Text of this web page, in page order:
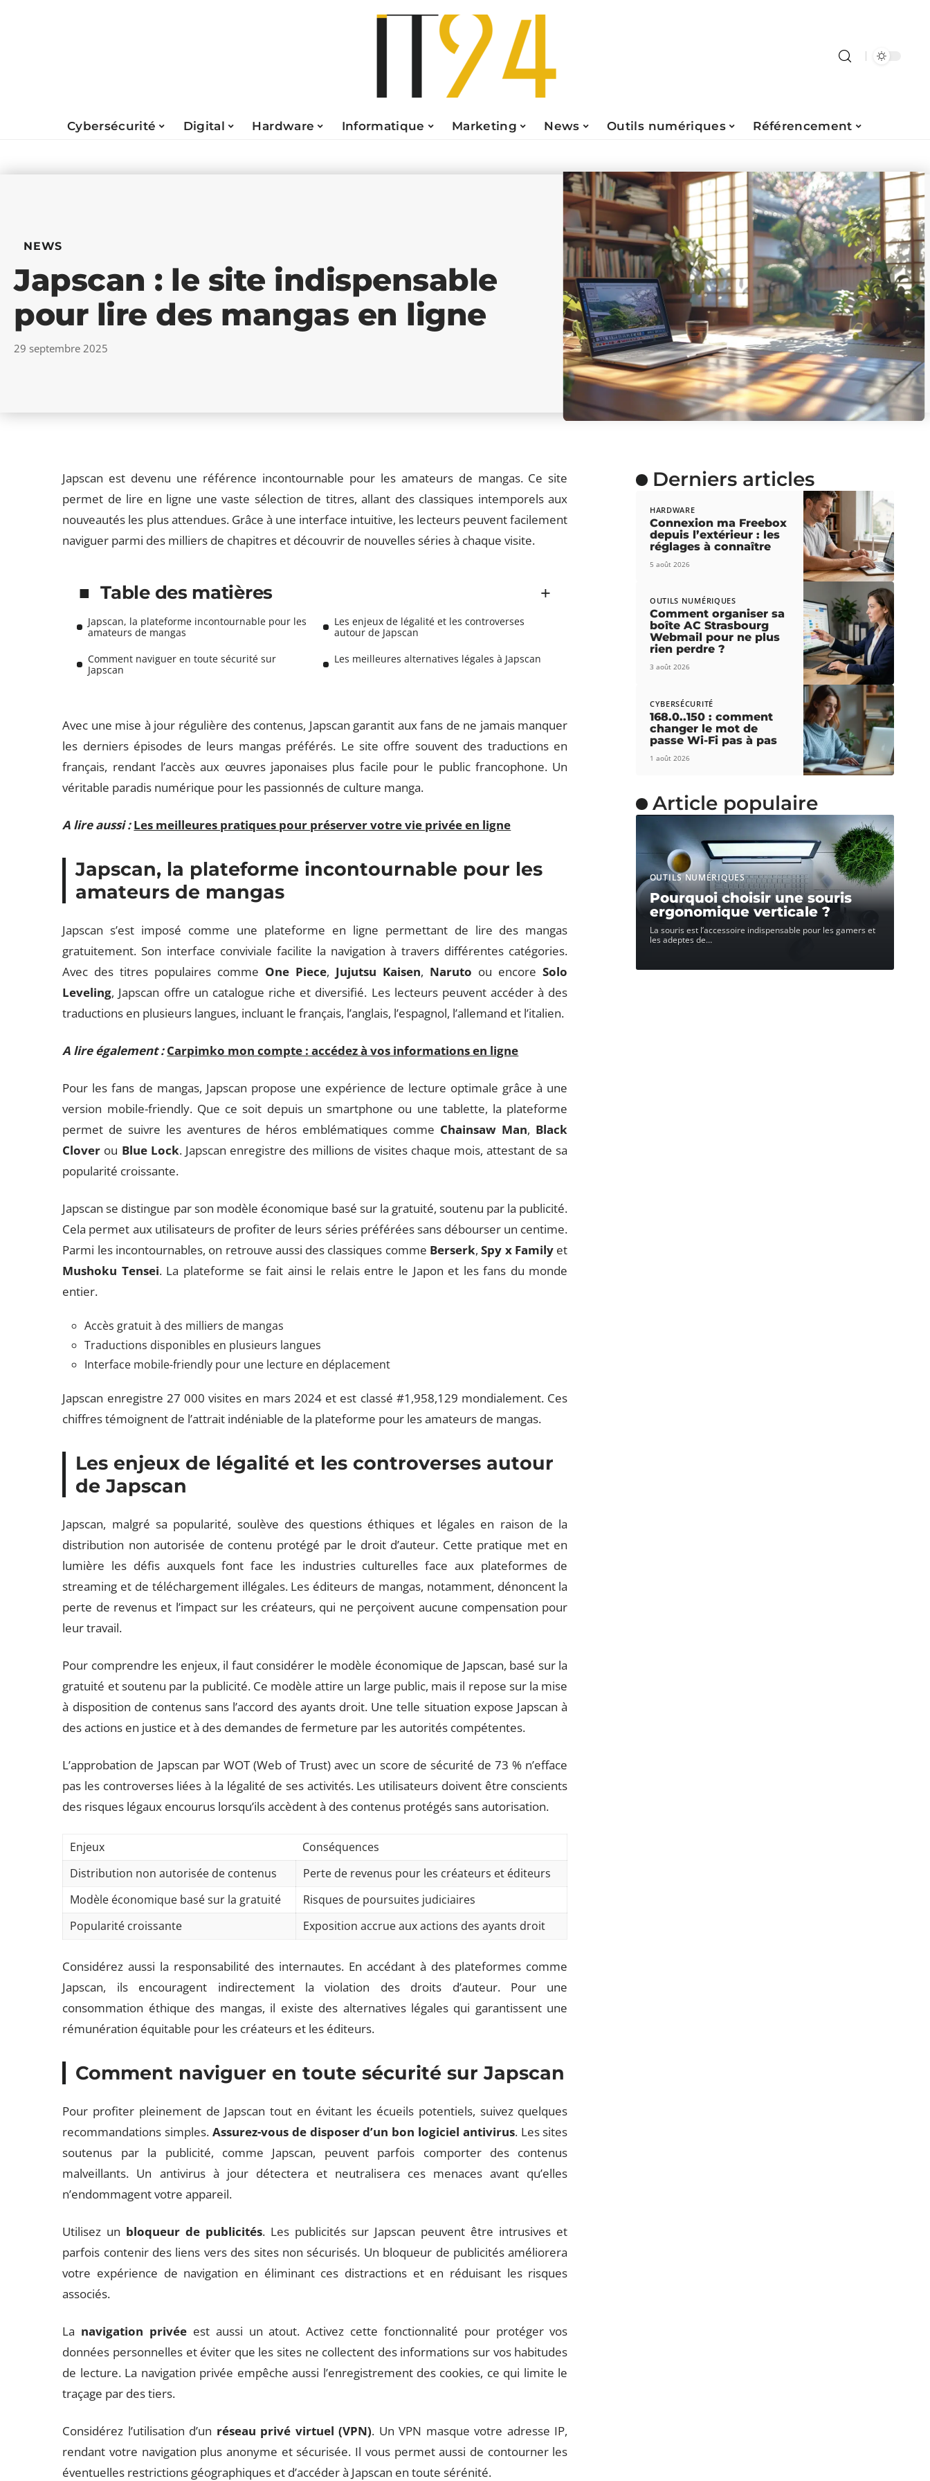
Cybersécurité Digital Hardware Informatique Marketing News Outils numériques Référencement
NEWS
Japscan : le site indispensable
pour lire des mangas en ligne
29 septembre 2025
Japscan est devenu une référence incontournable pour les amateurs de mangas. Ce site
permet de lire en ligne une vaste sélection de titres, allant des classiques intemporels aux
nouveautés les plus attendues. Grâce à une interface intuitive, les lecteurs peuvent facilement
naviguer parmi des milliers de chapitres et découvrir de nouvelles séries à chaque visite.
Table des matières
Japscan, la plateforme incontournable pour les
amateurs de mangas
Les enjeux de légalité et les controverses
autour de Japscan
Comment naviguer en toute sécurité sur
Japscan
Les meilleures alternatives légales à Japscan
Avec une mise à jour régulière des contenus, Japscan garantit aux fans de ne jamais manquer
les derniers épisodes de leurs mangas préférés. Le site offre souvent des traductions en
français, rendant l’accès aux œuvres japonaises plus facile pour le public francophone. Un
véritable paradis numérique pour les passionnés de culture manga.
A lire aussi : Les meilleures pratiques pour préserver votre vie privée en ligne
Japscan, la plateforme incontournable pour les
amateurs de mangas
Japscan s’est imposé comme une plateforme en ligne permettant de lire des mangas
gratuitement. Son interface conviviale facilite la navigation à travers différentes catégories.
Avec des titres populaires comme One Piece, Jujutsu Kaisen, Naruto ou encoreSolo
Leveling, Japscan offre un catalogue riche et diversifié. Les lecteurs peuvent accéder à des
traductions en plusieurs langues, incluant le français, l’anglais, l’espagnol, l’allemand et l’italien.
A lire également : Carpimko mon compte : accédez à vos informations en ligne
Pour les fans de mangas, Japscan propose une expérience de lecture optimale grâce à une
version mobile-friendly. Que ce soit depuis un smartphone ou une tablette, la plateforme
permet de suivre les aventures de héros emblématiques comme Chainsaw Man, Black
Clover ou Blue Lock. Japscan enregistre des millions de visites chaque mois, attestant de sa
popularité croissante.
Japscan se distingue par son modèle économique basé sur la gratuité, soutenu par la publicité.
Cela permet aux utilisateurs de profiter de leurs séries préférées sans débourser un centime.
Parmi les incontournables, on retrouve aussi des classiques comme Berserk,Spy x Family et
Mushoku Tensei. La plateforme se fait ainsi le relais entre le Japon et les fans du monde
entier.
Accès gratuit à des milliers de mangas
Traductions disponibles en plusieurs langues
Interface mobile-friendly pour une lecture en déplacement
Japscan enregistre 27 000 visites en mars 2024 et est classé #1,958,129 mondialement. Ces
chiffres témoignent de l’attrait indéniable de la plateforme pour les amateurs de mangas.
Les enjeux de légalité et les controverses autour
de Japscan
Japscan, malgré sa popularité, soulève des questions éthiques et légales en raison de la
distribution non autorisée de contenu protégé par le droit d’auteur. Cette pratique met en
lumière les défis auxquels font face les industries culturelles face aux plateformes de
streaming et de téléchargement illégales. Les éditeurs de mangas, notamment, dénoncent la
perte de revenus et l’impact sur les créateurs, qui ne perçoivent aucune compensation pour
leur travail.
Pour comprendre les enjeux, il faut considérer le modèle économique de Japscan, basé sur la
gratuité et soutenu par la publicité. Ce modèle attire un large public, mais il repose sur la mise
à disposition de contenus sans l’accord des ayants droit. Une telle situation expose Japscan à
des actions en justice et à des demandes de fermeture par les autorités compétentes.
L’approbation de Japscan par WOT (Web of Trust) avec un score de sécurité de 73 % n’efface
pas les controverses liées à la légalité de ses activités. Les utilisateurs doivent être conscients
des risques légaux encourus lorsqu’ils accèdent à des contenus protégés sans autorisation.
Enjeux
Conséquences
Distribution non autorisée de contenus
Perte de revenus pour les créateurs et éditeurs
Modèle économique basé sur la gratuité
Risques de poursuites judiciaires
Popularité croissante
Exposition accrue aux actions des ayants droit
Considérez aussi la responsabilité des internautes. En accédant à des plateformes comme
Japscan, ils encouragent indirectement la violation des droits d’auteur. Pour une
consommation éthique des mangas, il existe des alternatives légales qui garantissent une
rémunération équitable pour les créateurs et les éditeurs.
Comment naviguer en toute sécurité sur Japscan
Pour profiter pleinement de Japscan tout en évitant les écueils potentiels, suivez quelques
recommandations simples. Assurez-vous de disposer d’un bon logiciel antivirus. Les sites
soutenus par la publicité, comme Japscan, peuvent parfois comporter des contenus
malveillants. Un antivirus à jour détectera et neutralisera ces menaces avant qu’elles
n’endommagent votre appareil.
Utilisez un bloqueur de publicités. Les publicités sur Japscan peuvent être intrusives et
parfois contenir des liens vers des sites non sécurisés. Un bloqueur de publicités améliorera
votre expérience de navigation en éliminant ces distractions et en réduisant les risques
associés.
La navigation privée est aussi un atout. Activez cette fonctionnalité pour protéger vos
données personnelles et éviter que les sites ne collectent des informations sur vos habitudes
de lecture. La navigation privée empêche aussi l’enregistrement des cookies, ce qui limite le
traçage par des tiers.
Considérez l’utilisation d’un réseau privé virtuel (VPN). Un VPN masque votre adresse IP,
rendant votre navigation plus anonyme et sécurisée. Il vous permet aussi de contourner les
éventuelles restrictions géographiques et d’accéder à Japscan en toute sérénité.
Derniers articles
HARDWARE
Connexion ma Freebox
depuis l’extérieur : les
réglages à connaître
5 août 2026
OUTILS NUMÉRIQUES
Comment organiser sa
boîte AC Strasbourg
Webmail pour ne plus
rien perdre ?
3 août 2026
CYBERSÉCURITÉ
168.0..150 : comment
changer le mot de
passe Wi-Fi pas à pas
1 août 2026
Article populaire
OUTILS NUMÉRIQUES
Pourquoi choisir une souris
ergonomique verticale ?
La souris est l’accessoire indispensable pour les gamers et
les adeptes de…